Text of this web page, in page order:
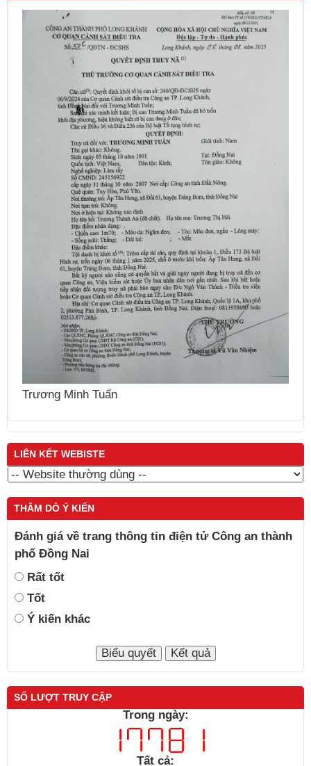
Trương Minh Tuấn
LIÊN KẾT WEBISTE
THĂM DÒ Ý KIẾN
Đánh giá về trang thông tin điện tử Công an thành
phố Đồng Nai
Rất tốt
Tốt
Ý kiến khác
SỐ LƯỢT TRUY CẬP
Trong ngày:
Tất cả: